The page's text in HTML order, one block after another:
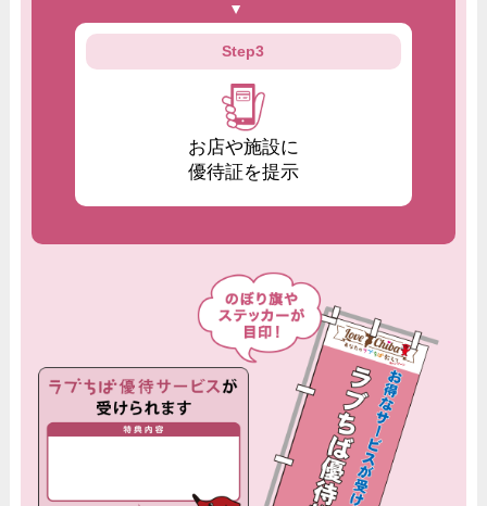
Step3
お店や施設に
優待証を提示